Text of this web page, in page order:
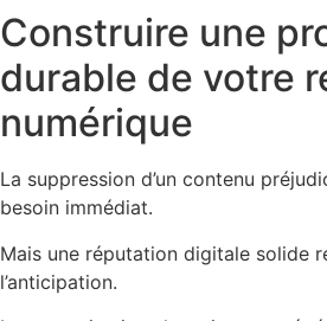
Construire une
durable de votre
numérique
La suppression d’un contenu
besoin immédiat.
Mais une réputation digitale solide
l’anticipation.